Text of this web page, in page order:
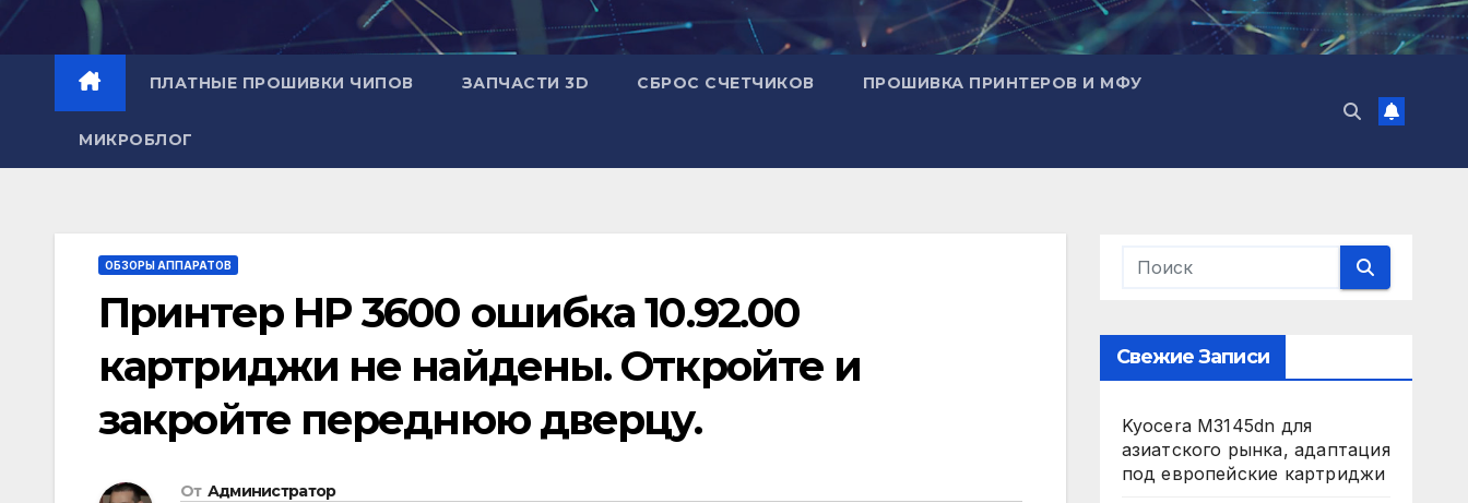
Перейти
содержимому
ПЛАТНЫЕ ПРОШИВКИ ЧИПОВ ЗАПЧАСТИ 3D СБРОС СЧЕТЧИКОВ ПРОШИВКА ПРИНТЕРОВ И МФУ
МИКРОБЛОГ
ОБЗОРЫ АППАРАТОВ
Принтер HP 3600 ошибка 10.92.00
картриджи не найдены. Откройте и
закройте переднюю дверцу.
От Администратор
Свежие Записи
Kyocera M3145dn для
азиатского рынка, адаптация
под европейские картриджи